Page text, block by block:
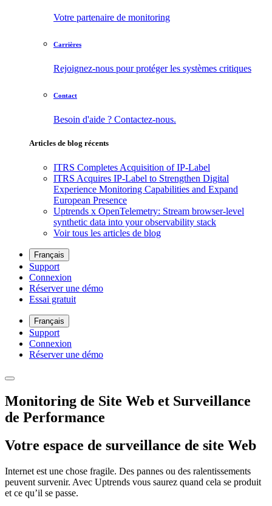
Votre partenaire de monitoring
Carrières
Rejoignez-nous pour protéger les systèmes critiques
Contact
Besoin d'aide ? Contactez-nous.
Articles de blog récents
ITRS Completes Acquisition of IP-Label
ITRS Acquires IP-Label to Strengthen Digital
Experience Monitoring Capabilities and Expand
European Presence
Uptrends x OpenTelemetry: Stream browser-level
synthetic data into your observability stack
Voir tous les articles de blog
Français
Support
Connexion
Réserver une démo
Essai gratuit
Français
Support
Connexion
Réserver une démo
Monitoring de Site Web et Surveillance
de Performance
Votre espace de surveillance de site Web
Internet est une chose fragile. Des pannes ou des ralentissements
peuvent survenir. Avec Uptrends vous saurez quand cela se produit
et ce qu’il se passe.